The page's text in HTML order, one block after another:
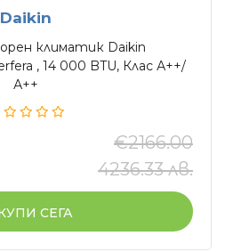
Daikin
климатик Daikin
, 14 000 BTU, Клас А++/
А++
€2166.00
4236.33 лв.
СЕГА